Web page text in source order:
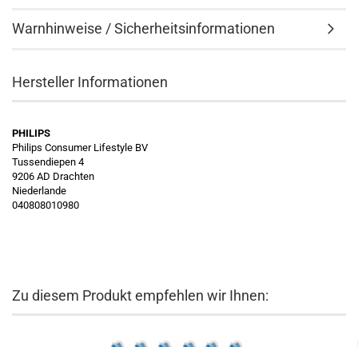
Warnhinweise / Sicherheitsinformationen
Hersteller Informationen
PHILIPS
Philips Consumer Lifestyle BV
Tussendiepen 4
9206 AD Drachten
Niederlande
040808010980
Zu diesem Produkt empfehlen wir Ihnen: